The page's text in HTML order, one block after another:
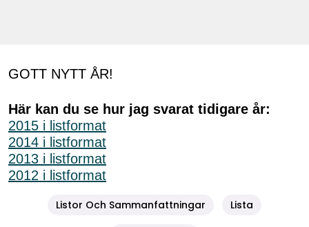
GOTT NYTT ÅR!
Här kan du se hur jag svarat tidigare år:
2015 i listformat
2014 i listformat
2013 i listformat
2012 i listformat
Listor Och Sammanfattningar Lista